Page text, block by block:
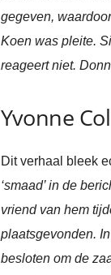
gegeven,
Koen was pleite.
reageert niet.
Yvonne
Dit verhaal bleek
‘smaad’ in de
vriend van hem
plaatsgevonden.
besloten om de